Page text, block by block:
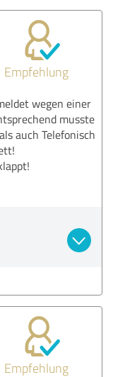
Empfehlung
wegen einer
musste
auch Telefonisch
Empfehlung